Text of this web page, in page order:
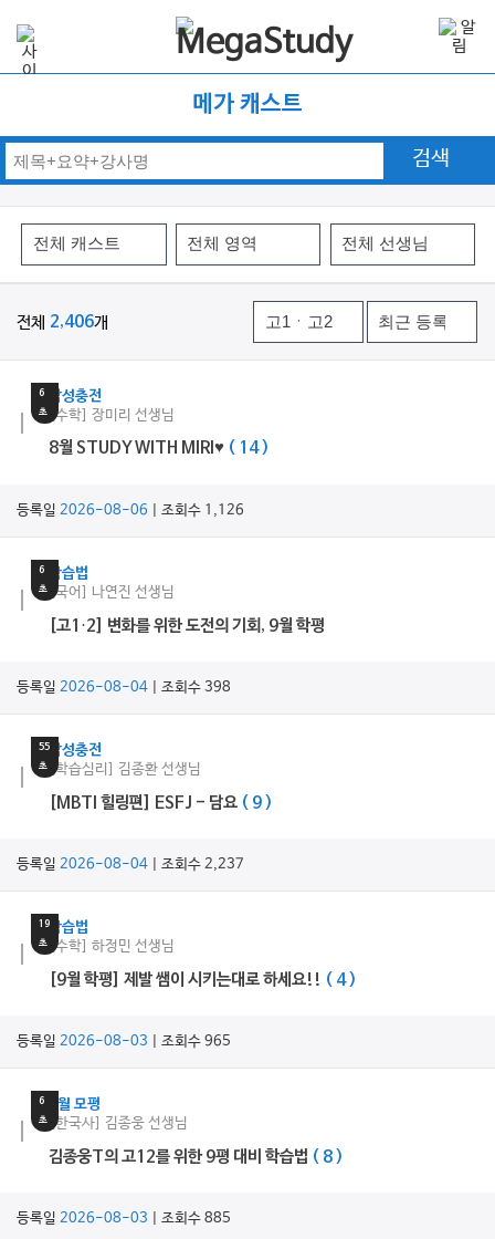
메가 캐스트
검색
전체 2,406개
6
초
감성충전
[수학] 장미리 선생님
8월 STUDY WITH MIRI♥ ( 14 )
등록일 2026-08-06 | 조회수 1,126
6
초
학습법
[국어] 나연진 선생님
[고1·2] 변화를 위한 도전의 기회, 9월 학평
등록일 2026-08-04| 조회수 398
55
초
감성충전
[학습심리] 김종환 선생님
[MBTI 힐링편] ESFJ - 담요 ( 9 )
등록일 2026-08-04| 조회수 2,237
19
초
학습법
[수학] 하정민 선생님
[9월 학평] 제발 쌤이 시키는대로 하세요!! ( 4 )
등록일 2026-08-03 | 조회수 965
6
초
9월 모평
[한국사] 김종웅 선생님
김종웅T의 고12를 위한 9평 대비 학습법 ( 8 )
등록일 2026-08-03 | 조회수 885